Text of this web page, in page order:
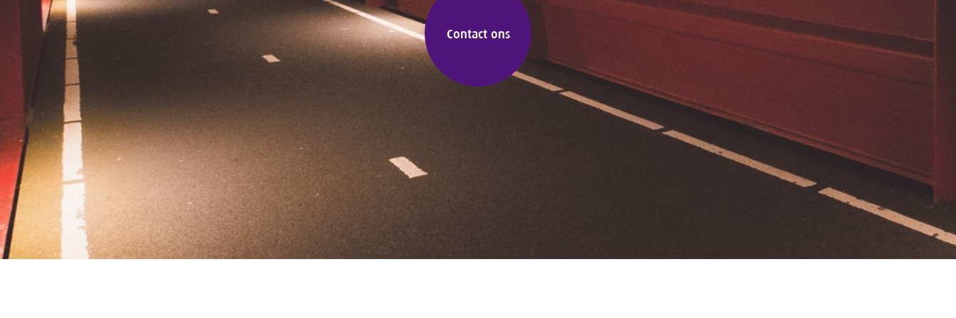
Contact ons